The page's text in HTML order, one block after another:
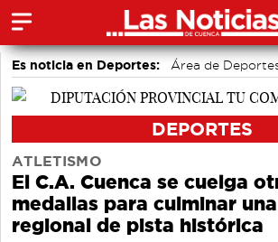
Es noticia en Deportes: Área de
Motor
DEPORTES
ATLETISMO
El C.A. Cuenca se cuelga
medallas para culminar
regional de pista histórica